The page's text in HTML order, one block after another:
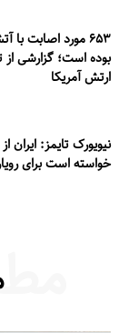
۶۵۳ مورد اصابت
بوده است؛ گزارشی
ارتش آمریکا
نیویورک تایمز:
خواسته است برای